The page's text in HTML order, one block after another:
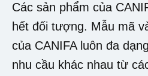
Các sản phẩm của
hết đối tượng. Mẫu mã
của CANIFA luôn đa
nhu cầu khác nhau từ